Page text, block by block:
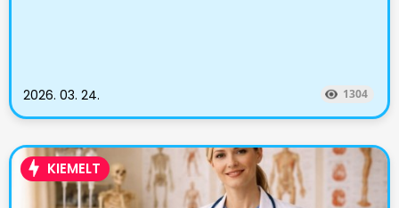
2026. 03. 24. 1304
KIEMELT